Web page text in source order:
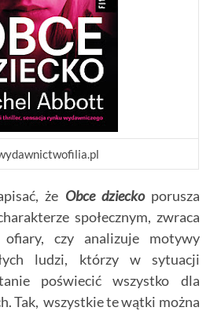
że Obce dzieckoporusza
społecznym, zwraca
czy analizuje motywy
ludzi, którzy w sytuacji
poświecić wszystko dla
Tak, wszystkie te wątki można